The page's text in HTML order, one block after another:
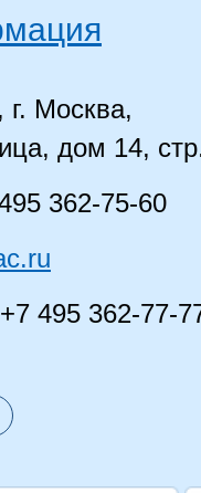
г. Москва,
дом 14,
362-75-60
495 362-77-